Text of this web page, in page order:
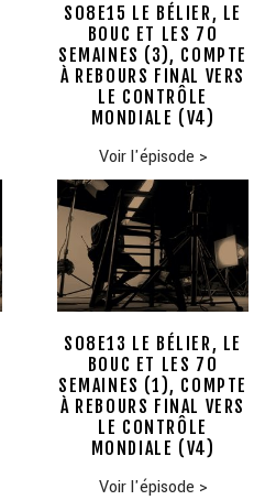
S08E15 LE BÉLIER, LE
BOUC ET LES 70
SEMAINES (3), COMPTE
À REBOURS FINAL VERS
LE CONTRÔLE
MONDIALE (V4)
Voir l'épisode >
S08E13 LE BÉLIER, LE
BOUC ET LES 70
SEMAINES (1), COMPTE
À REBOURS FINAL VERS
LE CONTRÔLE
MONDIALE (V4)
Voir l'épisode >